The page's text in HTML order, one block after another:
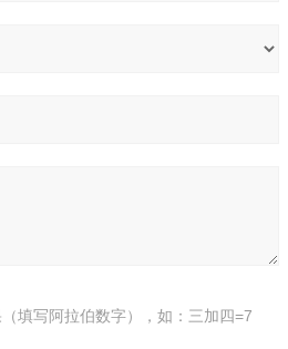
填写阿拉伯数字），如：三加四=7